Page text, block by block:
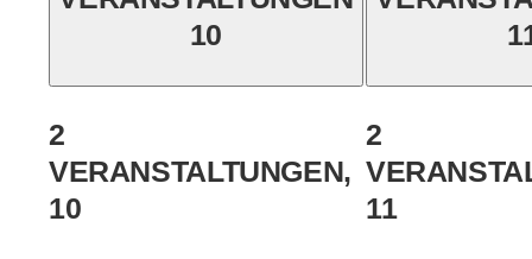
10
2
VERANSTALTUNGEN,
10
2
11